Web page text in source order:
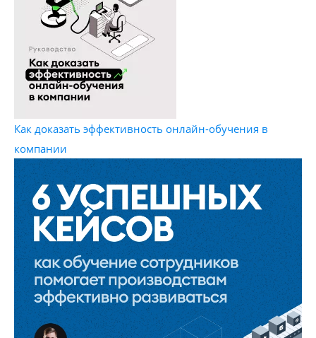
Как доказать эффективность онлайн-обучения в
компании